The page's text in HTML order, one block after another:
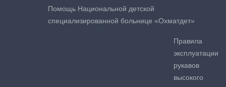
Помощь Национальной детской
специализированной больнице «Охматдет»
Правила
эксплуатации
рукавов
высокого